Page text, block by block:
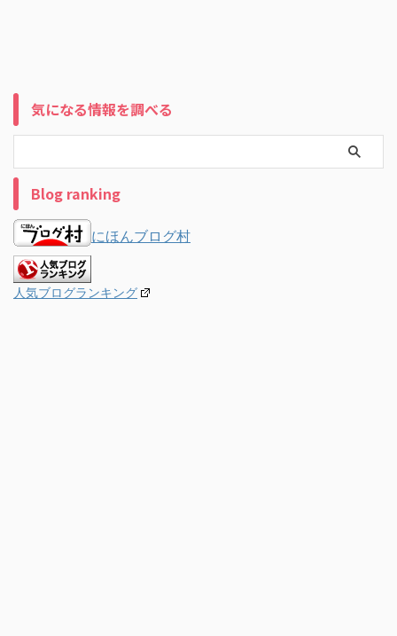
気になる情報を調べる
Blog ranking
にほんブログ村
人気ブログランキング